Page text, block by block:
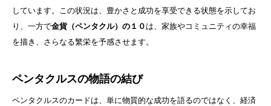
しています。この状況は、豊かさと成功を享受できる状態を示してお
り、一方で金貨（ペンタクル）の１０ は、家族やコミュニティの幸福
を描き、さらなる繁栄を予感させます。
ペンタクルスの物語の結び
ペンタクルスのカードは、単に物質的な成功を語るのではなく、経済